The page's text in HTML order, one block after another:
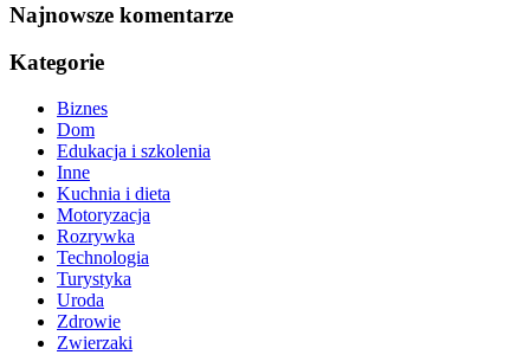
Najnowsze komentarze
Kategorie
Biznes
Dom
Edukacja i szkolenia
Inne
Kuchnia i dieta
Motoryzacja
Rozrywka
Technologia
Turystyka
Uroda
Zdrowie
Zwierzaki